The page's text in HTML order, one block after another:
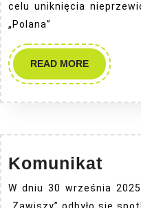
celu uniknięcia
„Polana”
READ MOREREAD
MORE
Komunikat
W dniu 30 września